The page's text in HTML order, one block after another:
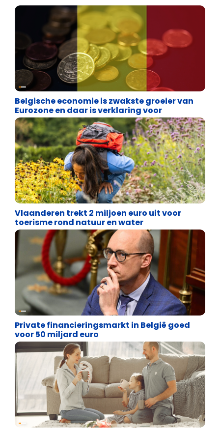
Binnenland politiek
Belgische economie is zwakste groeier van
Eurozone en daar is verklaring voor
Financiële vrijheid
Vlaanderen trekt 2 miljoen euro uit voor
toerisme rond natuur en water
Financiële vrijheid
Private financieringsmarkt in België goed
voor 50 miljard euro
Financiële vrijheid